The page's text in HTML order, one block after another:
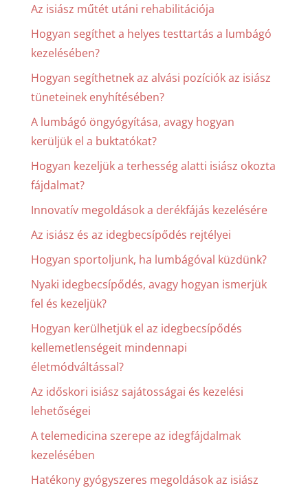
Az isiász műtét utáni rehabilitációja
Hogyan segíthet a helyes testtartás a lumbágó
kezelésében?
Hogyan segíthetnek az alvási pozíciók az isiász
tüneteinek enyhítésében?
A lumbágó öngyógyítása, avagy hogyan
kerüljük el a buktatókat?
Hogyan kezeljük a terhesség alatti isiász okozta
fájdalmat?
Innovatív megoldások a derékfájás kezelésére
Az isiász és az idegbecsípődés rejtélyei
Hogyan sportoljunk, ha lumbágóval küzdünk?
Nyaki idegbecsípődés, avagy hogyan ismerjük
fel és kezeljük?
Hogyan kerülhetjük el az idegbecsípődés
kellemetlenségeit mindennapi
életmódváltással?
Az időskori isiász sajátosságai és kezelési
lehetőségei
A telemedicina szerepe az idegfájdalmak
kezelésében
Hatékony gyógyszeres megoldások az isiász